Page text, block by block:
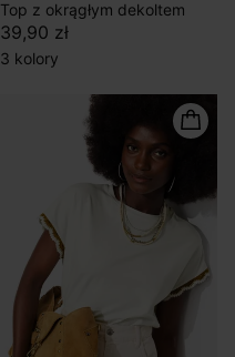
Top z okrągłym dekoltem
39,90 zł
3 kolory